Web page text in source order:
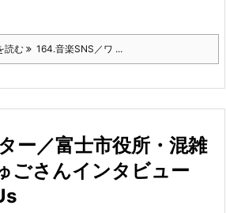
読む 164.音楽SNS／ワ ...
ー／富士市役所・混雑
ごさんインタビュー